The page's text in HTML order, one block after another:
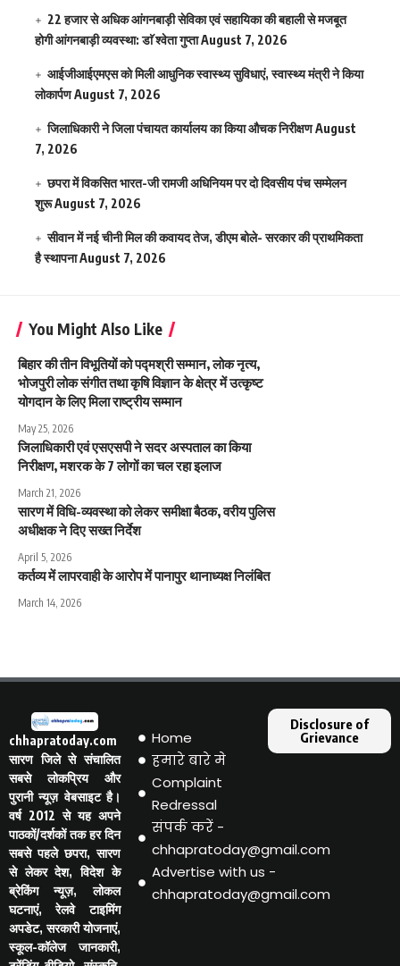
22 हजार से अधिक आंगनबाड़ी सेविका एवं सहायिका की बहाली से मजबूत
होगी आंगनबाड़ी व्यवस्था: डाॅ श्वेता गुप्ताAugust 7, 2026
आईजीआईएमएस काे मिली आधुनिक स्वास्थ्य सुविधाएं, स्वास्थ्य मंत्री ने किया
लोकार्पणAugust 7, 2026
जिलाधिकारी ने जिला पंचायत कार्यालय का किया औचक निरीक्षणAugust
7, 2026
छपरा में विकसित भारत-जी रामजी अधिनियम पर दो दिवसीय पंच सम्मेलन
शुरूAugust 7, 2026
सीवान में नई चीनी मिल की कवायद तेज, डीएम बोले- सरकार की प्राथमिकता
है स्थापनाAugust 7, 2026
You Might Also Like
बिहार की तीन विभूतियों को पद्मश्री सम्मान, लोक नृत्य,
भोजपुरी लोक संगीत तथा कृषि विज्ञान के क्षेत्र में उत्कृष्ट
योगदान के लिए मिला राष्ट्रीय सम्मान
May 25, 2026
जिलाधिकारी एवं एसएसपी ने सदर अस्पताल का किया
निरीक्षण, मशरक के 7 लोगों का चल रहा इलाज
March 21, 2026
सारण में विधि-व्यवस्था को लेकर समीक्षा बैठक, वरीय पुलिस
अधीक्षक ने दिए सख्त निर्देश
April 5, 2026
कर्तव्य में लापरवाही के आरोप में पानापुर थानाध्यक्ष निलंबित
March 14, 2026
chhapratoday.com
सारण जिले से संचालित
सबसे लोकप्रिय और
पुरानी न्यूज़ वेबसाइट है।
वर्ष 2012 से यह अपने
पाठकों/दर्शकों तक हर दिन
सबसे पहले छपरा, सारण
से लेकर देश, विदेश के
ब्रेकिंग न्यूज़, लोकल
घटनाएं, रेलवे टाइमिंग
अपडेट, सरकारी योजनाएं,
स्कूल-कॉलेज जानकारी,
Home
हमारे बारे मे
Complaint
Redressal
संपर्क करें -
chhapratoday@gmail.com
Advertise with us -
chhapratoday@gmail.com
Disclosure of
Grievance